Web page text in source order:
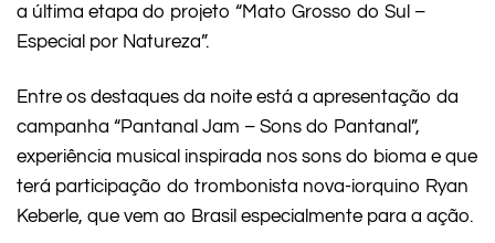
a última etapa do projeto “Mato Grosso do Sul –
Especial por Natureza”.
Entre os destaques da noite está a apresentação da
campanha “Pantanal Jam – Sons do Pantanal”,
experiência musical inspirada nos sons do bioma e que
terá participação do trombonista nova-iorquino Ryan
Keberle, que vem ao Brasil especialmente para a ação.